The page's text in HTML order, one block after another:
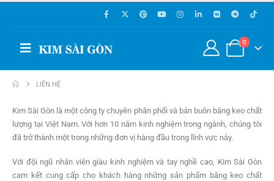
0
LIÊN HỆ
Kim Sài Gòn là một công ty chuyên phân phối và bán buôn băng keo chất
lượng tại Việt Nam. Với hơn 10 năm kinh nghiệm trong ngành, chúng tôi
đã trở thành một trong những đơn vị hàng đầu trong lĩnh vực này.
Với đội ngũ nhân viên giàu kinh nghiệm và tay nghề cao, Kim Sài Gòn
cam kết cung cấp cho khách hàng những sản phẩm băng keo chất